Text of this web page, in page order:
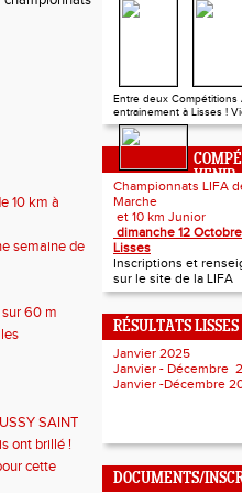
10 km à
semaine de
60 m
SAINT
ont brillé !
cette
Entre deux Compétitions
entrainement à Lisses !
VENIR
Championnats LIFA
Marche
et 10 km
dimanche 12
Lisses
Inscriptions et
sur le site de la LIFA
RÉSULTATS LISSES
Janvier 2025
Janvier - Décembre
Janvier -Décembre
DOCUMENTS/